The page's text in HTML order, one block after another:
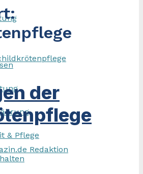
& Pflege
der
Redaktion